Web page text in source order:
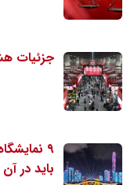
جزئیات
باید در